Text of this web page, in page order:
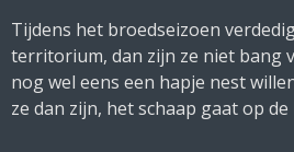
Tijdens het broedseizoen
territorium, dan zijn ze niet bang
nog wel eens een hapje nest
ze dan zijn, het schaap gaat op de